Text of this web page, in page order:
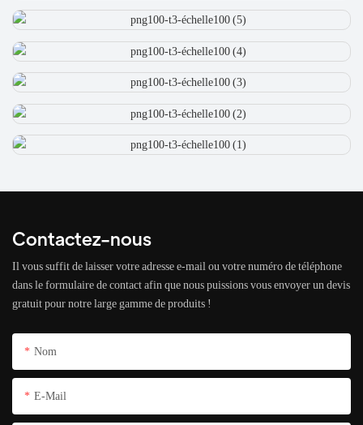
Contactez-nous
Il vous suffit de laisser votre adresse e-mail ou votre numéro de téléphone
dans le formulaire de contact afin que nous puissions vous envoyer un devis
gratuit pour notre large gamme de produits !
Nom
E-Mail